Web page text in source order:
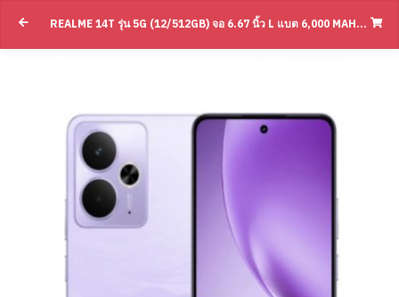
Realme 14T รุ่น 5G (12/512GB) จอ 6.67 นิ้
REALME 14T รุ่น 5G (12/512GB) จอ 6.67 นิ้ว L แบต 6,000 MAH L DIMENSITY 6300(BY SUPERTSTORE)